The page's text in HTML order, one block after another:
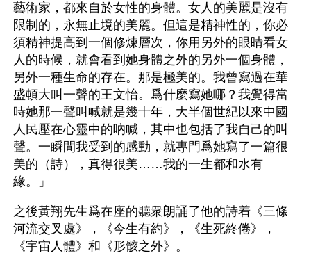
藝術家，都來自於女性的身體。女人的美麗是沒有
限制的，永無止境的美麗。但這是精神性的，你必
須精神提高到一個修煉層次，你用另外的眼睛看女
人的時候，就會看到她身體之外的另外一個身體，
另外一種生命的存在。那是極美的。我曾寫過在華
盛頓大叫一聲的王文怡。爲什麼寫她哪？我覺得當
時她那一聲叫喊就是幾十年，大半個世紀以來中國
人民壓在心靈中的吶喊，其中也包括了我自己的叫
聲。一瞬間我受到的感動，就專門爲她寫了一篇很
美的（詩），真得很美……我的一生都和水有
緣。」
之後黃翔先生爲在座的聽衆朗誦了他的詩着《三條
河流交叉處》，《今生有約》，《生死終倦》，
《宇宙人體》和《形骸之外》。